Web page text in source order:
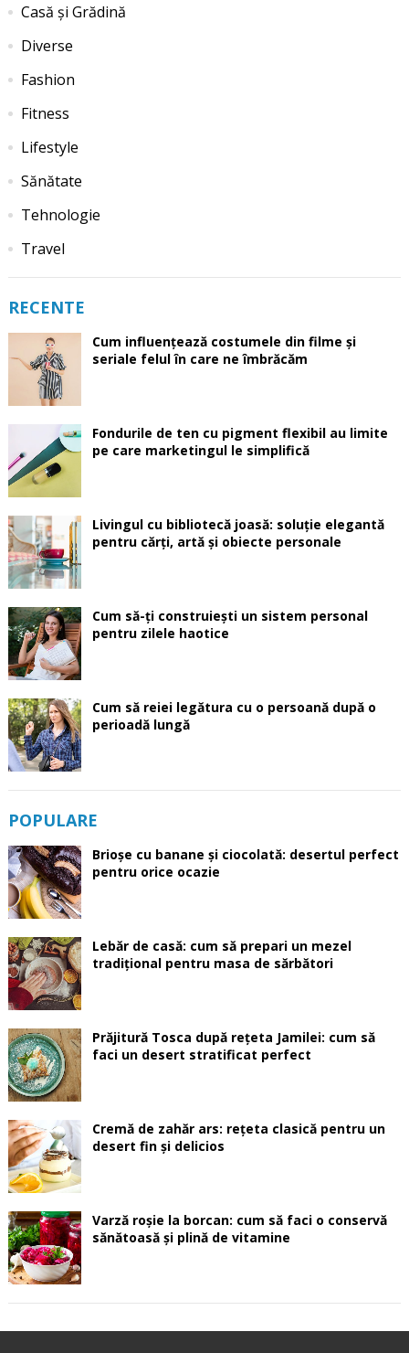
Casă și Grădină
Diverse
Fashion
Fitness
Lifestyle
Sănătate
Tehnologie
Travel
RECENTE
Cum influențează costumele din filme și
seriale felul în care ne îmbrăcăm
Fondurile de ten cu pigment flexibil au limite
pe care marketingul le simplifică
Livingul cu bibliotecă joasă: soluție elegantă
pentru cărți, artă și obiecte personale
Cum să-ți construiești un sistem personal
pentru zilele haotice
Cum să reiei legătura cu o persoană după o
perioadă lungă
POPULARE
Brioșe cu banane și ciocolată: desertul perfect
pentru orice ocazie
Lebăr de casă: cum să prepari un mezel
tradițional pentru masa de sărbători
Prăjitură Tosca după rețeta Jamilei: cum să
faci un desert stratificat perfect
Cremă de zahăr ars: rețeta clasică pentru un
desert fin și delicios
Varză roșie la borcan: cum să faci o conservă
sănătoasă și plină de vitamine